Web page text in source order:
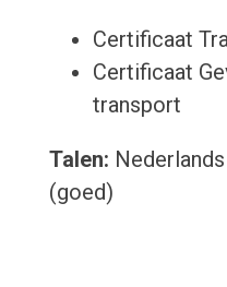
Certificaat
Certificaat
transport
Talen:
(goed)